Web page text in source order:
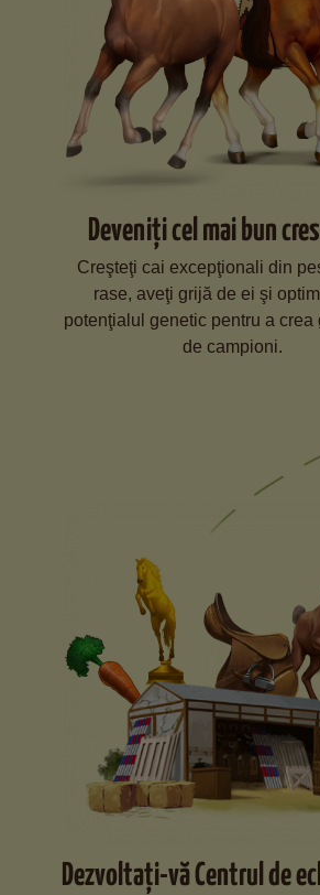
Deveniţi cel mai bun
Creşteţi cai excepţionali din
rase, aveţi grijă de ei şi
potenţialul genetic pentru a crea
de campioni.
Dezvoltaţi-vă Centrul de